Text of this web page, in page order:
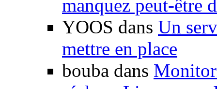
manquez peut-être
YOOS dans Un
mettre en place
bouba dans